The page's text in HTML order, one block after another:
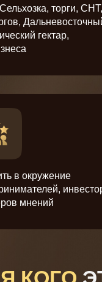
торги, СНТ,
гектар,
в окружение
мнений